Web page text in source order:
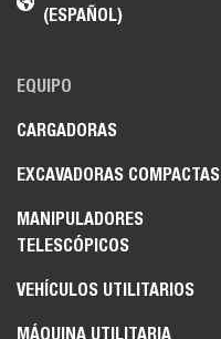
(ESPAÑOL)
EQUIPO
CARGADORAS
EXCAVADORAS COMPACTAS
MANIPULADORES
TELESCÓPICOS
VEHÍCULOS UTILITARIOS
MÁQUINA UTILITARIA